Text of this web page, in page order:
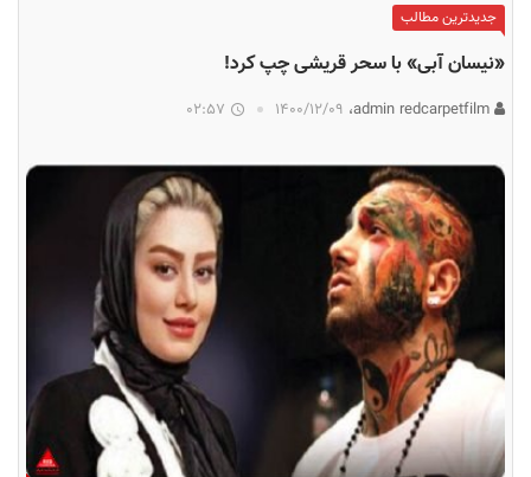
جدیدترین مطالب
«نیسان آبی» با سحر قریشی چپ کرد!
۱۴۰۰/۱۲/۰۹ 02:57